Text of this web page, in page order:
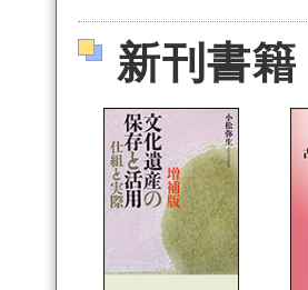
新刊書籍